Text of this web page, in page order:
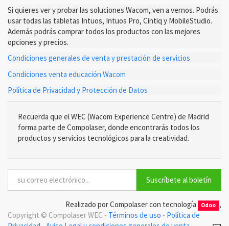
Si quieres ver y probar las soluciones Wacom, ven a vernos. Podrás
usar todas las tabletas Intuos, Intuos Pro, Cintiq y MobileStudio.
Además podrás comprar todos los productos con las mejores
opciones y precios.
Condiciones generales de venta y prestación de servicios
Condiciones venta educación Wacom
Política de Privacidad y Protección de Datos
Recuerda que el WEC (Wacom Experience Centre) de Madrid
forma parte de Compolaser, donde encontrarás todos los
productos y servicios tecnológicos para la creatividad.
Suscríbete al boletín
Realizado por Compolaser con tecnología Odoo ,
Copyright © Compolaser WEC - Términos de uso - Política de